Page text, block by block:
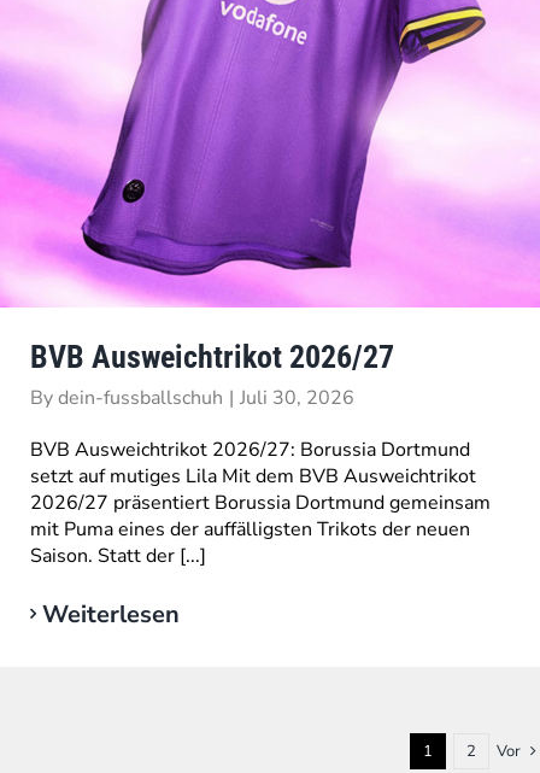
BVB Ausweichtrikot 2026/27
Bydein-fussballschuh | Juli 30, 2026
BVB Ausweichtrikot 2026/27: Borussia Dortmund
setzt auf mutiges Lila Mit dem BVB Ausweichtrikot
2026/27 präsentiert Borussia Dortmund gemeinsam
mit Puma eines der auffälligsten Trikots der neuen
Saison. Statt der [...]
Weiterlesen
1 2 Vor